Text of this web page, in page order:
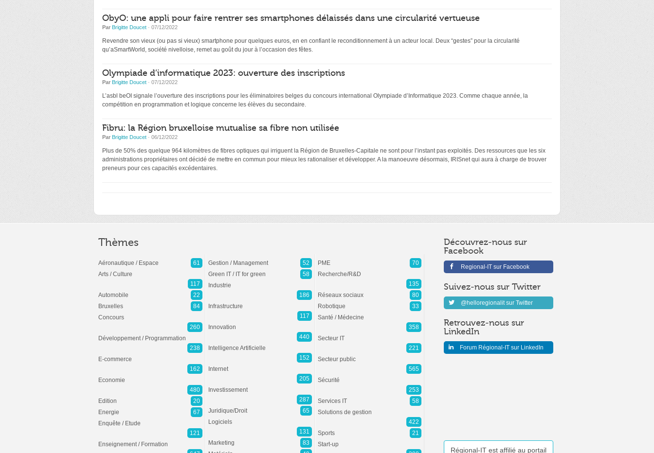
ObyO: une appli pour faire rentrer ses smartphones délaissés dans une circularité vertueuse
Par Brigitte Doucet · 07/12/2022
Revendre son vieux (ou pas si vieux) smartphone pour quelques euros, en en confiant le reconditionnement à un acteur local. Deux “gestes” pour la circularité
qu’aSmartWorld, société nivelloise, remet au goût du jour à l’occasion des fêtes.
Olympiade d’informatique 2023: ouverture des inscriptions
Par Brigitte Doucet · 07/12/2022
L’asbl beOI signale l’ouverture des inscriptions pour les éliminatoires belges du concours international Olympiade d’Informatique 2023. Comme chaque année, la
compétition en programmation et logique concerne les élèves du secondaire.
Fibru: la Région bruxelloise mutualise sa fibre non utilisée
Par Brigitte Doucet · 06/12/2022
Plus de 50% des quelque 964 kilomètres de fibres optiques qui irriguent la Région de Bruxelles-Capitale ne sont pour l’instant pas exploités. Des ressources que les six
administrations propriétaires ont décidé de mettre en commun pour mieux les rationaliser et développer. A la manoeuvre désormais, IRISnet qui aura à charge de trouver
preneurs pour ces capacités excédentaires.
Découvrez-nous sur
Facebook
Regional-IT sur Facebook
Suivez-nous sur Twitter
@helloregionalit sur Twitter
Retrouvez-nous sur
LinkedIn
Forum Régional-IT sur LinkedIn
Régional-IT est affilié au portail
Thèmes
Aéronautique / Espace
61
Arts / Culture
117
Automobile
22
Bruxelles
84
Concours
260
Développement / Programmation
238
E-commerce
162
Economie
480
Edition
20
Energie
67
Enquête / Etude
121
Enseignement / Formation
Gestion / Management
52
Green IT / IT for green
58
Industrie
186
Infrastructure
117
Innovation
440
Intelligence Artificielle
152
Internet
205
Investissement
287
Juridique/Droit
65
Logiciels
131
Marketing
83
PME
70
Recherche/R&D
135
Réseaux sociaux
80
Robotique
33
Santé / Médecine
358
Secteur IT
221
Secteur public
565
Sécurité
253
Services IT
58
Solutions de gestion
422
Sports
21
Start-up